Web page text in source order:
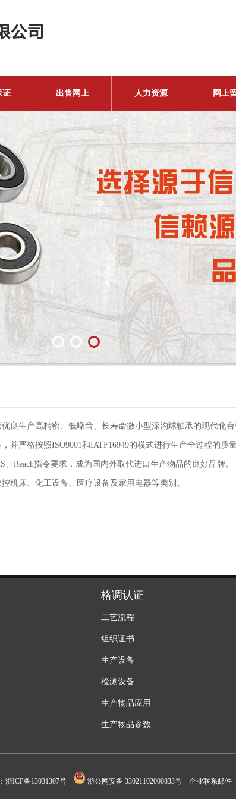
证 出售网上 人力资源 网上
良生产高精密、低噪音、长寿命微小型深沟球轴承的现代化
并严格按照ISO9001和IATF16949的模式进行生产全过程的质
Reach指令要求，成为国内外取代进口生产物品的良好品牌。
机床、化工设备、医疗设备及家用电器等类别。
格调认证
工艺流程
组织证书
生产设备
检测设备
生产物品应用
生产物品参数
浙ICP备13031307号 浙公网安备 33021102000833号 企业联系邮件